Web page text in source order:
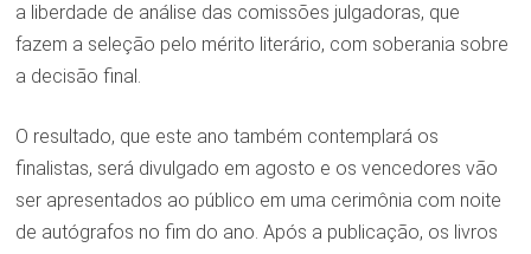
a liberdade de análise das comissões julgadoras, que
fazem a seleção pelo mérito literário, com soberania sobre
a decisão final.
O resultado, que este ano também contemplará os
finalistas, será divulgado em agosto e os vencedores vão
ser apresentados ao público em uma cerimônia com noite
de autógrafos no fim do ano. Após a publicação, os livros